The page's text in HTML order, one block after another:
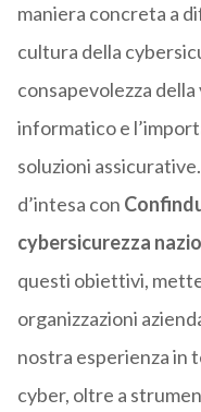
maniera concreta a
cultura della
consapevolezza
informatico e
soluzioni
d’intesa con
cybersicurezza
questi obiettivi,
organizzazioni
nostra esperienza in
cyber, oltre a